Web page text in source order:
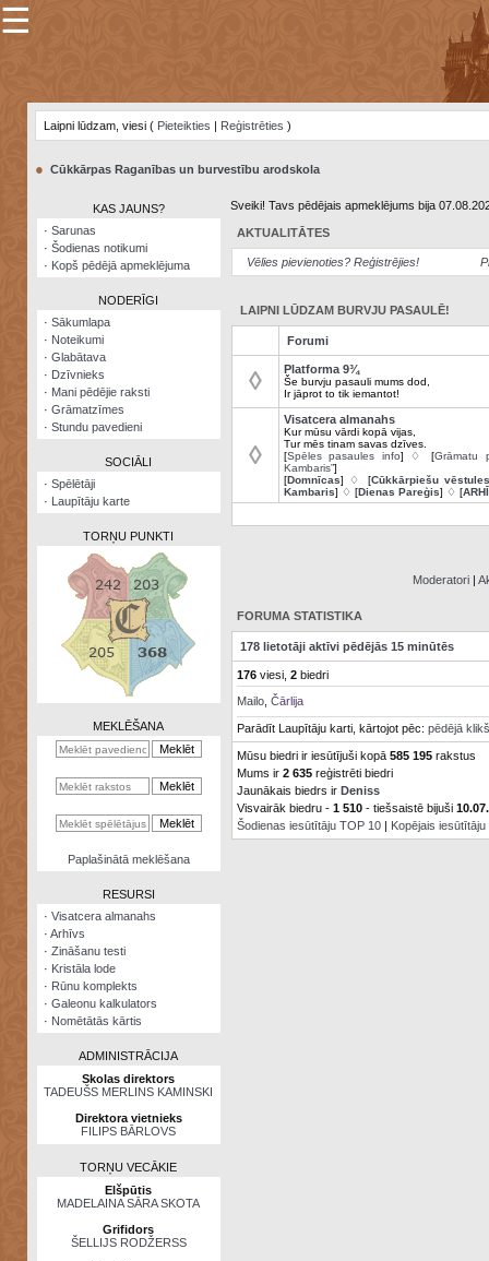
×
Šodienas
notikumi
Visatcera
almanahs
Arhīvs
Zināšanu
kalkulators
Nomētātās
☰
Laipni lūdzam, viesi ( Pieteikties | Reģistrēties )
● Cūkkārpas Raganības un burvestību arodskola
KAS JAUNS?
· Sarunas
· Šodienas notikumi
· Kopš pēdējā apmeklējuma
NODERĪGI
· Sākumlapa
· Noteikumi
· Glabātava
· Dzīvnieks
· Mani pēdējie raksti
· Grāmatzīmes
· Stundu pavedieni
SOCIĀLI
· Spēlētāji
· Laupītāju karte
TORŅU PUNKTI
MEKLĒŠANA
Paplašinātā meklēšana
RESURSI
· Visatcera almanahs
· Arhīvs
· Zināšanu testi
· Kristāla lode
· Rūnu komplekts
· Galeonu kalkulators
· Nomētātās kārtis
ADMINISTRĀCIJA
Skolas direktors
TADEUŠS MERLINS KAMINSKI
Direktora vietnieks
FILIPS BĀRLOVS
TORŅU VECĀKIE
Elšpūtis
MADELAINA SĀRA SKOTA
Grifidors
ŠELLIJS RODŽERSS
Sveiki! Tavs pēdējais apmeklējums bija
AKTUALITĀTES
Vēlies pievienoties? Reģistrējies!
LAIPNI LŪDZAM BURVJU PASAULĒ!
Forumi
◊ Platforma 9¾
Še burvju pasauli mums dod,
Ir jāprot to tik iemantot!
◊
Visatcera almanahs
Kur mūsu vārdi kopā vijas,
Tur mēs tinam savas dzīves.
[Spēles pasaules info] ♢ [Grāmatu
Kambaris”]
[Domnīcas] ♢ [Cūkkārpiešu vēstules
Kambaris] ♢ [Dienas Pareģis] ♢ [
Moderatori |
FORUMA STATISTIKA
178 lietotāji aktīvi pēdējās 15 minūtēs
176viesi, 2biedri
Mailo, Čārlija
Parādīt Laupītāju karti, kārtojot pēc: pēdējā
Mūsu biedri ir iesūtījuši kopā 585 195rakstus
Mums ir 2 635reģistrēti biedri
Jaunākais biedrs ir Deniss
Visvairāk biedru - 1 510- tiešsaistē bijuši
Šodienas iesūtītāju TOP 10| Kopējais iesūtītāju